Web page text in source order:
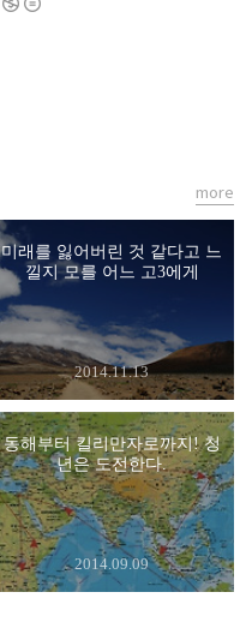
미래를 잃어버린 것 같다고 느
낄지 모를 어느 고3에게
2014.11.13
동해부터 킬리만자로까지! 청
년은 도전한다.
2014.09.09
more